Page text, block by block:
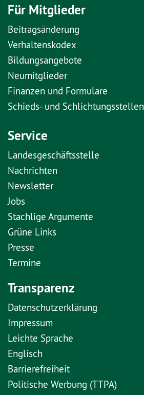
Für Mitglieder
Beitragsänderung
Verhaltenskodex
Bildungsangebote
Neumitglieder
Finanzen und Formulare
Schieds- und Schlichtungsstellen
Service
Landesgeschäftsstelle
Nachrichten
Newsletter
Jobs
Stachlige Argumente
Grüne Links
Presse
Termine
Transparenz
Datenschutzerklärung
Impressum
Leichte Sprache
Englisch
Barrierefreiheit
Politische Werbung (TTPA)